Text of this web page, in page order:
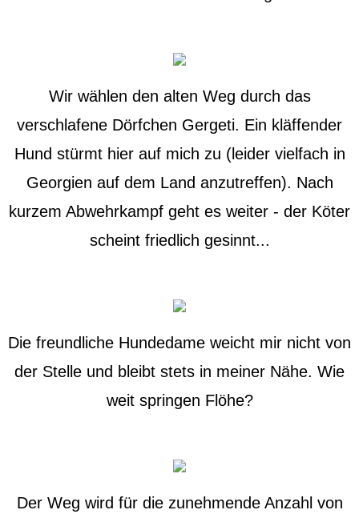
Wir wählen den alten Weg durch das
verschlafene Dörfchen Gergeti. Ein kläffender
Hund stürmt hier auf mich zu (leider vielfach in
Georgien auf dem Land anzutreffen). Nach
kurzem Abwehrkampf geht es weiter - der Köter
scheint friedlich gesinnt...
Die freundliche Hundedame weicht mir nicht von
der Stelle und bleibt stets in meiner Nähe. Wie
weit springen Flöhe?
Der Weg wird für die zunehmende Anzahl von